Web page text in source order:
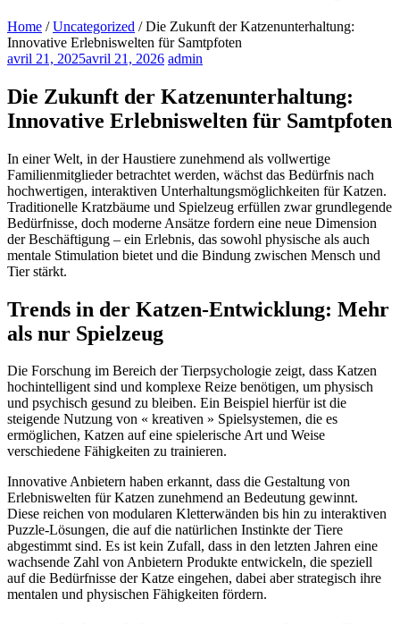
Home /Uncategorized / Die Zukunft der Katzenunterhaltung:
Innovative Erlebniswelten für Samtpfoten
avril 21, 2025avril 21, 2026 admin
Die Zukunft der Katzenunterhaltung:
Innovative Erlebniswelten für Samtpfoten
In einer Welt, in der Haustiere zunehmend als vollwertige
Familienmitglieder betrachtet werden, wächst das Bedürfnis nach
hochwertigen, interaktiven Unterhaltungsmöglichkeiten für Katzen.
Traditionelle Kratzbäume und Spielzeug erfüllen zwar grundlegende
Bedürfnisse, doch moderne Ansätze fordern eine neue Dimension
der Beschäftigung – ein Erlebnis, das sowohl physische als auch
mentale Stimulation bietet und die Bindung zwischen Mensch und
Tier stärkt.
Trends in der Katzen-Entwicklung: Mehr
als nur Spielzeug
Die Forschung im Bereich der Tierpsychologie zeigt, dass Katzen
hochintelligent sind und komplexe Reize benötigen, um physisch
und psychisch gesund zu bleiben. Ein Beispiel hierfür ist die
steigende Nutzung von « kreativen » Spielsystemen, die es
ermöglichen, Katzen auf eine spielerische Art und Weise
verschiedene Fähigkeiten zu trainieren.
Innovative Anbietern haben erkannt, dass die Gestaltung von
Erlebniswelten für Katzen zunehmend an Bedeutung gewinnt.
Diese reichen von modularen Kletterwänden bis hin zu interaktiven
Puzzle-Lösungen, die auf die natürlichen Instinkte der Tiere
abgestimmt sind. Es ist kein Zufall, dass in den letzten Jahren eine
wachsende Zahl von Anbietern Produkte entwickeln, die speziell
auf die Bedürfnisse der Katze eingehen, dabei aber strategisch ihre
mentalen und physischen Fähigkeiten fördern.